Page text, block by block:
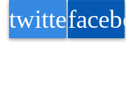
twitter